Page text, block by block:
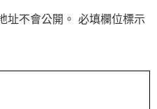
址不會公開。 必填欄位標示